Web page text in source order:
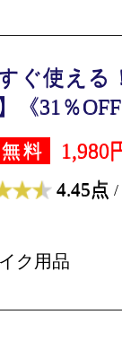
すぐ使え
《31％
料 1,980
4.45点 /
ク用品